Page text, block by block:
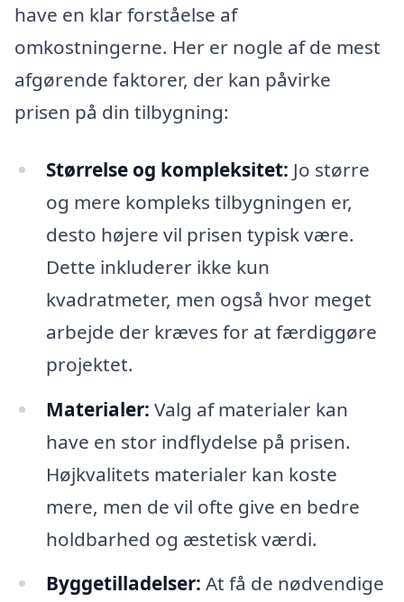
have en klar forståelse af
omkostningerne. Her er nogle af de mest
afgørende faktorer, der kan påvirke
prisen på din tilbygning:
Størrelse og kompleksitet: Jo større
og mere kompleks tilbygningen er,
desto højere vil prisen typisk være.
Dette inkluderer ikke kun
kvadratmeter, men også hvor meget
arbejde der kræves for at færdiggøre
projektet.
Materialer: Valg af materialer kan
have en stor indflydelse på prisen.
Højkvalitets materialer kan koste
mere, men de vil ofte give en bedre
holdbarhed og æstetisk værdi.
Byggetilladelser: At få de nødvendige